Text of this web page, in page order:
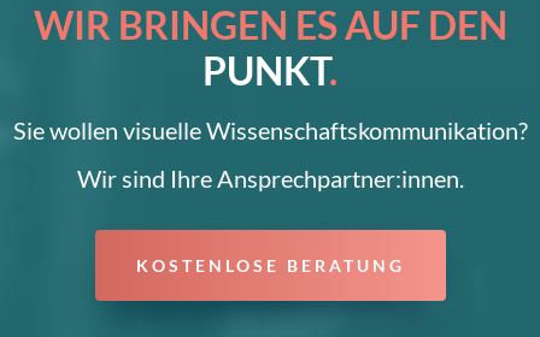
WIR BRINGEN ES AUF DEN
PUNKT.
Sie wollen visuelle Wissenschaftskommunikation?
Wir sind Ihre Ansprechpartner:innen.
KOSTENLOSE BERATUNG